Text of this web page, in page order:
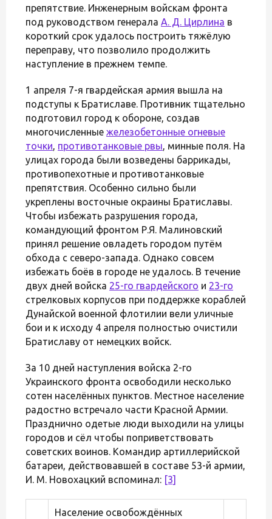
препятствие. Инженерным войскам фронта
под руководством генерала А. Д. Цирлина в
короткий срок удалось построить тяжёлую
переправу, что позволило продолжить
наступление в прежнем темпе.
1 апреля 7-я гвардейская армия вышла на
подступы к Братиславе. Противник тщательно
подготовил город к обороне, создав
многочисленные железобетонные огневые
точки, противотанковые рвы, минные поля. На
улицах города были возведены баррикады,
противопехотные и противотанковые
препятствия. Особенно сильно были
укреплены восточные окраины Братиславы.
Чтобы избежать разрушения города,
командующий фронтом Р.Я. Малиновский
принял решение овладеть городом путём
обхода с северо-запада. Однако совсем
избежать боёв в городе не удалось. В течение
двух дней войска 25-го гвардейского и 23-го
стрелковых корпусов при поддержке кораблей
Дунайской военной флотилии вели уличные
бои и к исходу 4 апреля полностью очистили
Братиславу от немецких войск.
За 10 дней наступления войска 2-го
Украинского фронта освободили несколько
сотен населённых пунктов. Местное население
радостно встречало части Красной Армии.
Празднично одетые люди выходили на улицы
городов и сёл чтобы поприветствовать
советских воинов. Командир артиллерийской
батареи, действовавшей в составе 53-й армии,
И. М. Новохацкий вспоминал: [3]
Население освобождённых